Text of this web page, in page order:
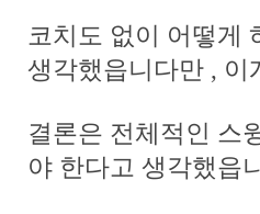
코치도 없이 어떻게
생각했읍니다만 ,
결론은 전체적인 스
야 한다고 생각했읍